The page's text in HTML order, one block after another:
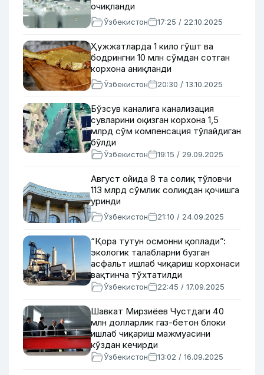
очиқланди
Ўзбекистон 17:25 / 22.10.2025
Ҳужжатларда 1 кило гўшт ва
бодрингни 10 млн сўмдан сотган
корхона аниқланди
Ўзбекистон 20:30 / 13.10.2025
Бўзсув каналига канализация
сувларини оқизган корхона 1,5
млрд сўм компенсация тўлайдиган
бўлди
Ўзбекистон 19:15 / 29.09.2025
Август ойида 8 та солиқ тўловчи
113 млрд сўмлик солиқдан қочишга
уринди
Ўзбекистон 21:10 / 24.09.2025
“Қора тутун осмонни қоплади”:
экологик талабларни бузган
асфальт ишлаб чиқариш корхонаси
вақтинча тўхтатилди
Ўзбекистон 22:45 / 17.09.2025
Шавкат Мирзиёев Чустдаги 40
млн долларлик газ-бетон блоки
ишлаб чиқариш мажмуасини
кўздан кечирди
Ўзбекистон 13:02 / 16.09.2025